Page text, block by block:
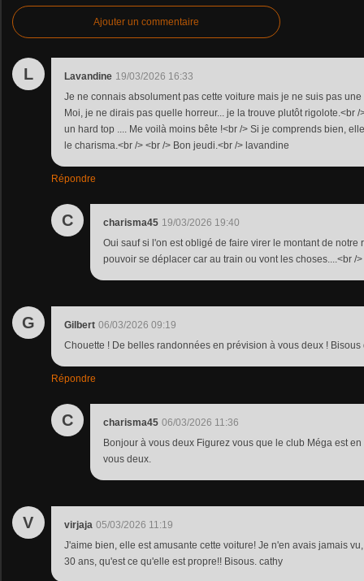
Ajouter un commentaire
L Lavandine 19/03/2026 16:33
Je ne connais absolument pas cette voiture mais je ne suis pas
Moi, je ne dirais pas quelle horreur... je la trouve plutôt rigolote.<br
un hard top .... Me voilà moins bête !<br /> Si je comprends bien,
le charisma.<br /> <br /> Bon jeudi.<br /> lavandine
Répondre
C charisma45 19/03/2026 19:40
Oui sauf si l'on est obligé de faire virer le montant de notre
pouvoir se déplacer car au train ou vont les choses....<br /
G Gilbert 06/03/2026 09:19
Chouette ! De belles randonnées en prévision à vous deux !
Répondre
C charisma45 06/03/2026 11:36
Bonjour à vous deux Figurez vous que le club Méga est
vous deux.
V virjaja 05/03/2026 11:19
J'aime bien, elle est amusante cette voiture! Je n'en avais jamais
30 ans, qu'est ce qu'elle est propre!! Bisous. cathy